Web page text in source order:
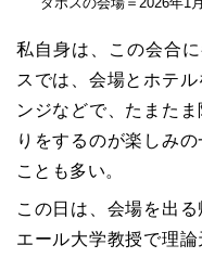
私自身は、この会合
スでは、会場とホテ
ンジなどで、たまた
りをするのが楽しみ
ことも多い。
この日は、会場を出
エール大学教授で理